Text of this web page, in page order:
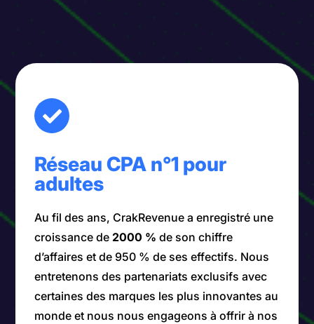
Réseau CPA n°1 pour
adultes
Au fil des ans, CrakRevenue a enregistré une
croissance de 2000 % de son chiffre
d’affaires et de 950 % de ses effectifs. Nous
entretenons des partenariats exclusifs avec
certaines des marques les plus innovantes au
monde et nous nous engageons à offrir à nos